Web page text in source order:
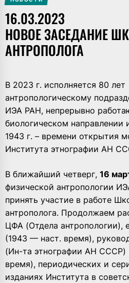
16.03.2023
НОВОЕ ЗАСЕДАНИЕ
АНТРОПОЛОГА
В 2023 г. исполняется 80 лет
антропологическому
ИЭА РАН, непрерывно
биологическом направлении
1943 г. – времени открытия
Института этнографии АН
В ближайший четверг, 16
физической антропологии
принять участие в работе
антрополога. Продолжаем
ЦФА (Отдела антропологии),
(1943 — наст. время),
(Ин-та этнографии АН СССР)
время), периодических и
изданиях Института в